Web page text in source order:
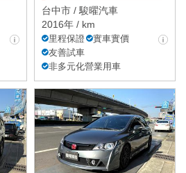
台中市 / 駿曜汽車
2016年 / km
里程保證
實車實價
友善試車
非多元化營業用車